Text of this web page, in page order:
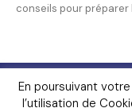
conseils pour préparer
Livres
Mentions Légales
En poursuivant
l’utilisation de